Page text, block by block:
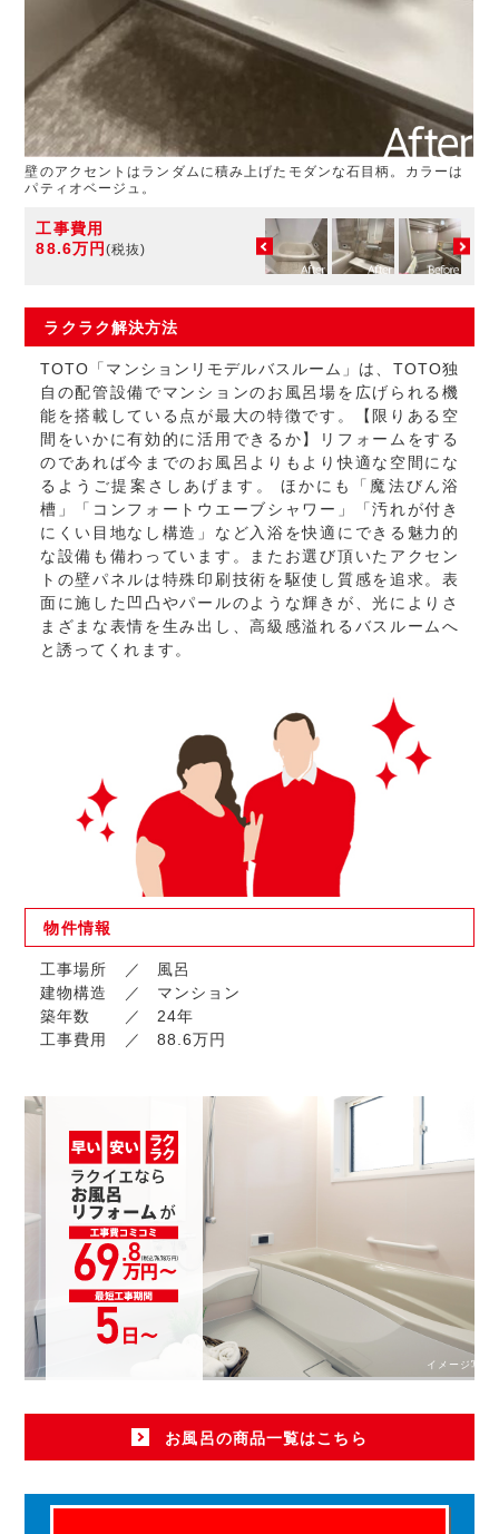
壁のアクセントはランダムに積み上げたモダンな石目柄。カラーは
パティオベージュ。
工事費用
88.6万円(税抜)
ラクラク解決方法
TOTO「マンションリモデルバスルーム」は、TOTO独
自の配管設備でマンションのお風呂場を広げられる機
能を搭載している点が最大の特徴です。【限りある空
間をいかに有効的に活用できるか】リフォームをする
のであれば今までのお風呂よりもより快適な空間にな
るようご提案さしあげます。 ほかにも「魔法びん浴
槽」「コンフォートウエーブシャワー」「汚れが付き
にくい目地なし構造」など入浴を快適にできる魅力的
な設備も備わっています。またお選び頂いたアクセン
トの壁パネルは特殊印刷技術を駆使し質感を追求。表
面に施した凹凸やパールのような輝きが、光によりさ
まざまな表情を生み出し、高級感溢れるバスルームへ
と誘ってくれます。
物件情報
工事場所
風呂
建物構造
マンション
築年数
24年
工事費用
88.6万円
イメージ写真
お風呂の商品一覧はこちら